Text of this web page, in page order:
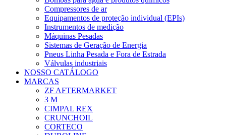
Compressores de ar
Equipamentos de proteção individual (EPIs)
Instrumentos de medição
Máquinas Pesadas
Sistemas de Geração de Energia
Pneus Linha Pesada e Fora de Estrada
Válvulas industriais
NOSSO CATÁLOGO
MARCAS
ZF AFTERMARKET
3 M
CIMPAL REX
CRUNCHOIL
CORTECO